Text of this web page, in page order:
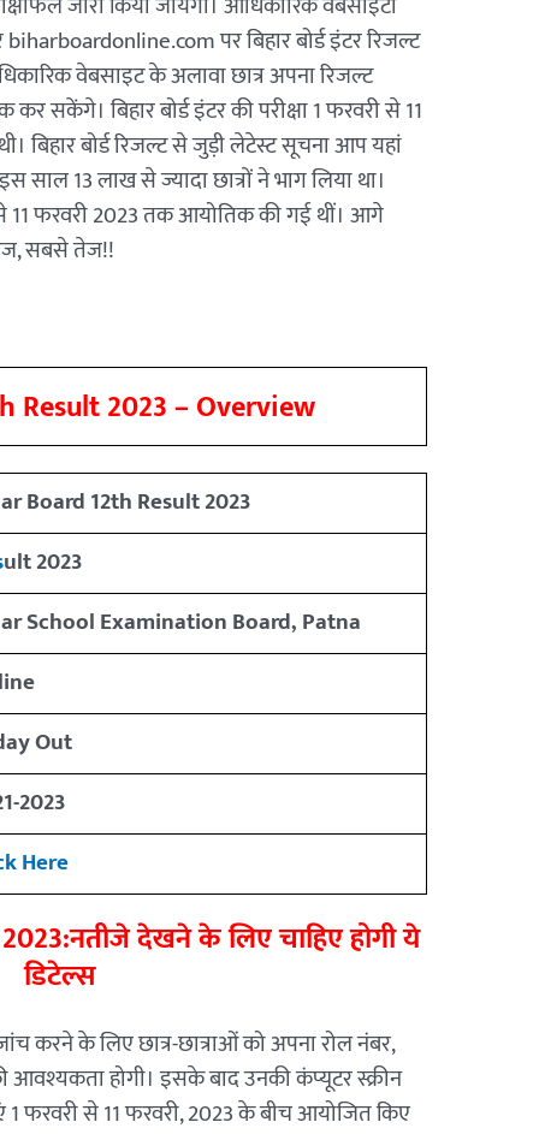
पर बिहार बोर्ड इंटर रिजल्ट
वेबसाइट के अलावा छात्र अपना रिजल्ट
सकेंगे। बिहार बोर्ड इंटर की परीक्षा 1 फरवरी से 11
बिहार बोर्ड रिजल्ट से जुड़ी लेटेस्ट सूचना आप यहां
साल 13 लाख से ज्यादा छात्रों ने भाग लिया था।
से 11 फरवरी 2023 तक आयोतिक की गई थीं। आगे
सबसे तेज!!
Result 2023 – Overview
Board 12th Result 2023
ult 2023
School Examination Board, Patna
Out
2023
Here
देखने के लिए चाहिए होगी ये
डिटेल्स
जांच करने के लिए छात्र-छात्राओं को अपना रोल नंबर,
होगी। इसके बाद उनकी कंप्यूटर स्क्रीन
1 फरवरी से 11 फरवरी, 2023 के बीच आयोजित किए